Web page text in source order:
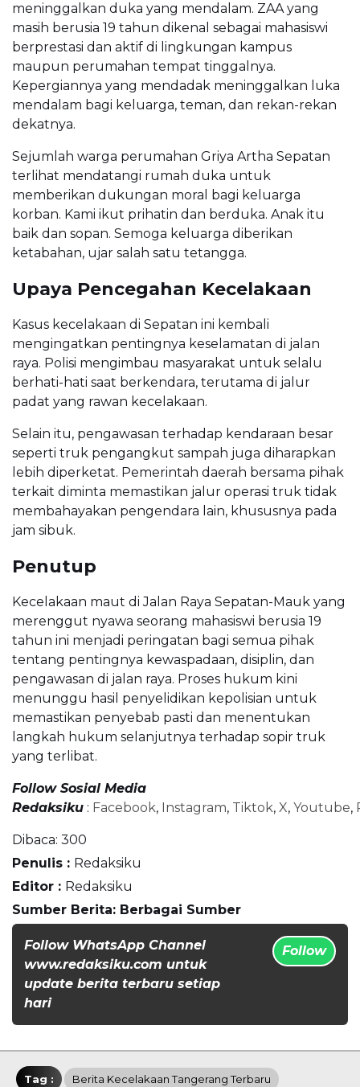
meninggalkan duka yang mendalam. ZAA yang
masih berusia 19 tahun dikenal sebagai mahasiswi
berprestasi dan aktif di lingkungan kampus
maupun perumahan tempat tinggalnya.
Kepergiannya yang mendadak meninggalkan luka
mendalam bagi keluarga, teman, dan rekan-rekan
dekatnya.
Sejumlah warga perumahan Griya Artha Sepatan
terlihat mendatangi rumah duka untuk
memberikan dukungan moral bagi keluarga
korban. Kami ikut prihatin dan berduka. Anak itu
baik dan sopan. Semoga keluarga diberikan
ketabahan, ujar salah satu tetangga.
Upaya Pencegahan Kecelakaan
Kasus kecelakaan di Sepatan ini kembali
mengingatkan pentingnya keselamatan di jalan
raya. Polisi mengimbau masyarakat untuk selalu
berhati-hati saat berkendara, terutama di jalur
padat yang rawan kecelakaan.
Selain itu, pengawasan terhadap kendaraan besar
seperti truk pengangkut sampah juga diharapkan
lebih diperketat. Pemerintah daerah bersama pihak
terkait diminta memastikan jalur operasi truk tidak
membahayakan pengendara lain, khususnya pada
jam sibuk.
Penutup
Kecelakaan maut di Jalan Raya Sepatan-Mauk yang
merenggut nyawa seorang mahasiswi berusia 19
tahun ini menjadi peringatan bagi semua pihak
tentang pentingnya kewaspadaan, disiplin, dan
pengawasan di jalan raya. Proses hukum kini
menunggu hasil penyelidikan kepolisian untuk
memastikan penyebab pasti dan menentukan
langkah hukum selanjutnya terhadap sopir truk
yang terlibat.
Follow Sosial Media
Redaksiku : Facebook, Instagram, Tiktok, X, Youtube,
Dibaca: 300
Penulis : Redaksiku
Editor : Redaksiku
Sumber Berita: Berbagai Sumber
Follow WhatsApp Channel
www.redaksiku.com untuk
update berita terbaru setiap
hari
Follow
Tag : Berita Kecelakaan Tangerang Terbaru